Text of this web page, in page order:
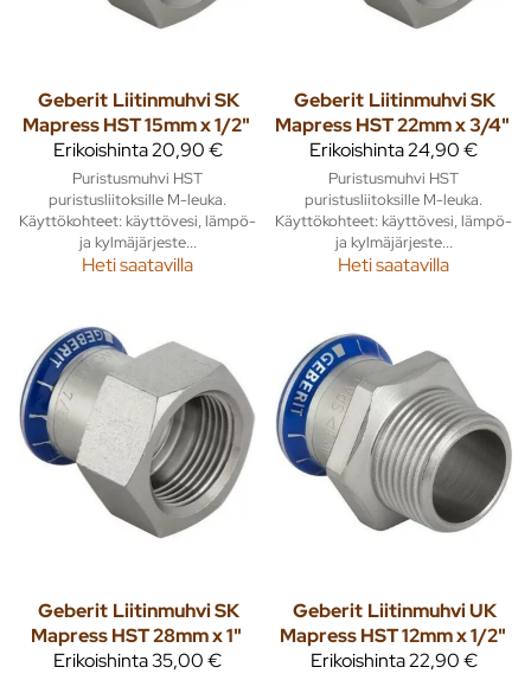
Geberit Liitinmuhvi SK
Mapress HST 15mm x 1/2"
Erikoishinta20,90 €
Puristusmuhvi HST
puristusliitoksille M-leuka.
Käyttökohteet: käyttövesi, lämpö-
ja kylmäjärjeste...
Heti saatavilla
Geberit Liitinmuhvi SK
Mapress HST 22mm x 3/4"
Erikoishinta24,90 €
Puristusmuhvi HST
puristusliitoksille M-leuka.
Käyttökohteet: käyttövesi, lämpö-
ja kylmäjärjeste...
Heti saatavilla
Geberit Liitinmuhvi SK
Mapress HST 28mm x 1"
Erikoishinta35,00 €
Geberit Liitinmuhvi UK
Mapress HST 12mm x 1/2"
Erikoishinta22,90 €